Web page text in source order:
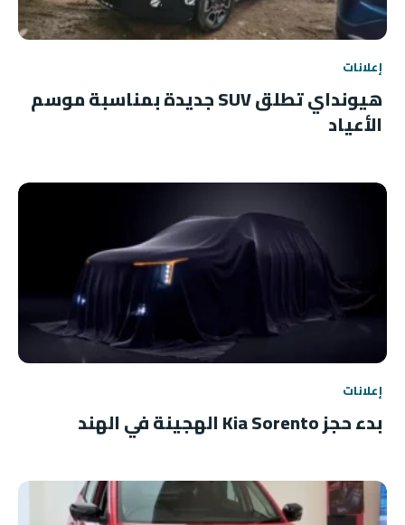
إعلانات
هيونداي تطلق SUV جديدة بمناسبة موسم
الأعياد
إعلانات
بدء حجز Kia Sorento الهجينة في الهند